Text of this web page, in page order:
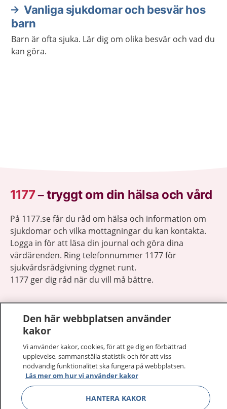
Vanliga sjukdomar och besvär hos
barn
Barn är ofta sjuka. Lär dig om olika besvär och vad du
kan göra.
1177–tryggt om din hälsa och vård
På 1177.se får du råd om hälsa och information om
sjukdomar och vilka mottagningar du kan kontakta.
Logga in för att läsa din journal och göra dina
vårdärenden. Ring telefonnummer 1177 för
sjukvårdsrådgivning dygnet runt.
1177 ger dig råd när du vill må bättre.
1177 på flera språk
Om 1177
Kontakt Visa
Den här webbplatsen använder
kakor
Vi använder kakor, cookies, för att ge dig en förbättrad
upplevelse, sammanställa statistik och för att viss
nödvändig funktionalitet ska fungera på webbplatsen.
Läs mer om hur vi använder kakor
HANTERA KAKOR